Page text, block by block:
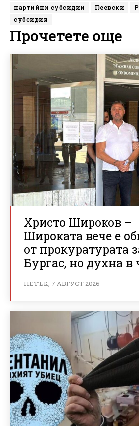
партийни субсидии
Пеевски
субсидии
Прочетете още
Христо Широков –
Широката вече е
от прокуратурата
Бургас, но духна
ПЕТЪК, 7 АВГУСТ 2026